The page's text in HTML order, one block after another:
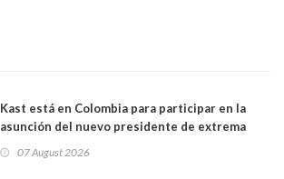
Kast está en Colombia para participar en la
asunción del nuevo presidente de extrema
07 August 2026